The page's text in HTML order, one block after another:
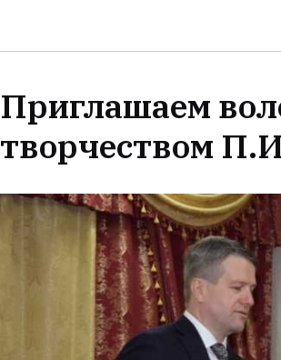
Приглашаем
творчеством